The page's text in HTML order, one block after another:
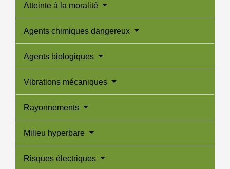
Atteinte à la moralité
Agents chimiques dangereux
Agents biologiques
Vibrations mécaniques
Rayonnements
Milieu hyperbare
Risques électriques